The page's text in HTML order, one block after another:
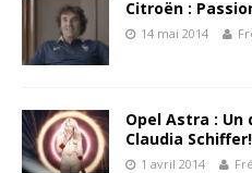
Citroën :
14 mai 2014
Opel Astra :
Claudia Schiffer!
1 avril 2014